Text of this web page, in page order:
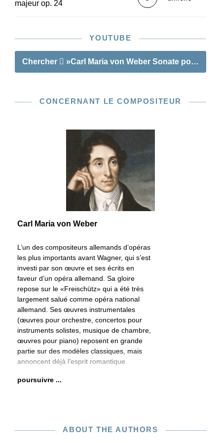
majeur op. 24
YOUTUBE
Chercher »Carl Maria von Weber Sonate pour
CONCERNANT LE COMPOSITEUR
Carl Maria von Weber
L’un des compositeurs allemands d’opéras
les plus importants avant Wagner, qui s’est
investi par son œuvre et ses écrits en
faveur d’un opéra allemand. Sa gloire
repose sur le «Freischütz» qui a été très
largement salué comme opéra national
allemand. Ses œuvres instrumentales
(œuvres pour orchestre, concertos pour
instruments solistes, musique de chambre,
œuvres pour piano) reposent en grande
partie sur des modèles classiques, mais
annoncent déjà l’esprit romantique.
poursuivre ...
ABOUT THE AUTHORS